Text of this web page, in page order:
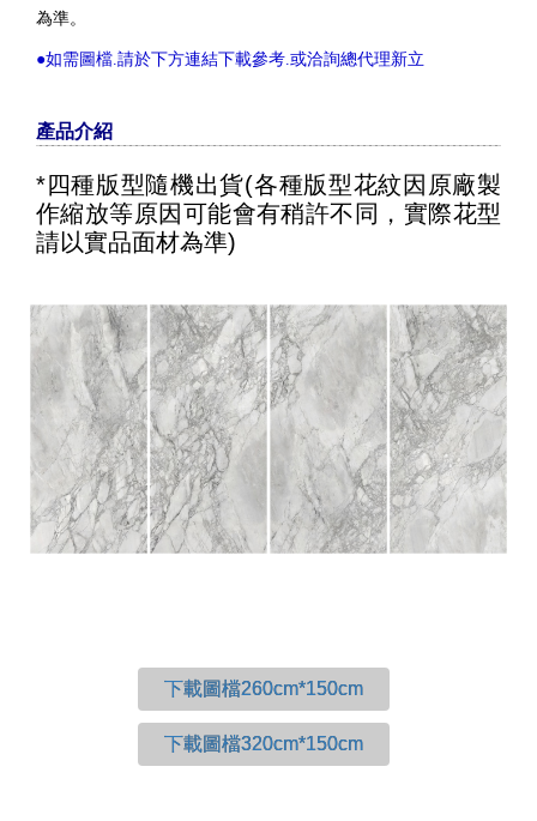
為準。
●如需圖檔.請於下方連結下載參考.或洽詢總代理新立
產品介紹
*四種版型隨機出貨(各種版型花紋因原廠製
作縮放等原因可能會有稍許不同，實際花型
請以實品面材為準)
下載圖檔260cm*150cm
下載圖檔320cm*150cm